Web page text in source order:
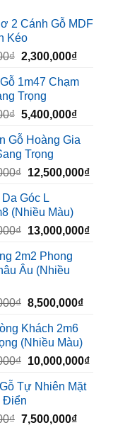
2 Cánh Gỗ MDF
Kéo
₫ Giá
là:
3,500,000₫.
2,300,000₫Giá
tại
1m47 Chạm
Trọng
₫ Giá
là:
6,500,000₫.
5,400,000₫Giá
tại
Gỗ Hoàng Gia
Trọng
₫ Giá
là:
13,500,000₫.
12,500,000₫Giá
Góc L
(Nhiều Màu)
₫ Giá
là:
14,500,000₫.
13,000,000₫Giá
2m2 Phong
Âu (Nhiều
₫ Giá
là:
10,000,000₫.
8,500,000₫Giá
là:
Khách 2m6
(Nhiều Màu)
₫ Giá
là:
10,000,000₫Giá
Tự Nhiên Mặt
Điển
₫ Giá
7,500,000₫Giá